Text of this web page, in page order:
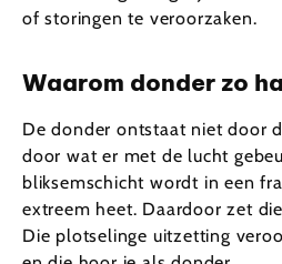
of storingen te veroorzaken.
Waarom donder zo
De donder ontstaat niet door
door wat er met de lucht
bliksemschicht wordt in een
extreem heet. Daardoor zet
Die plotselinge uitzetting